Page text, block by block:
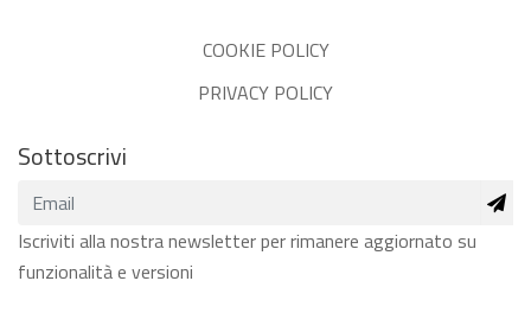
COOKIE POLICY
PRIVACY POLICY
Sottoscrivi
Iscriviti alla nostra newsletter per rimanere aggiornato su
funzionalità e versioni